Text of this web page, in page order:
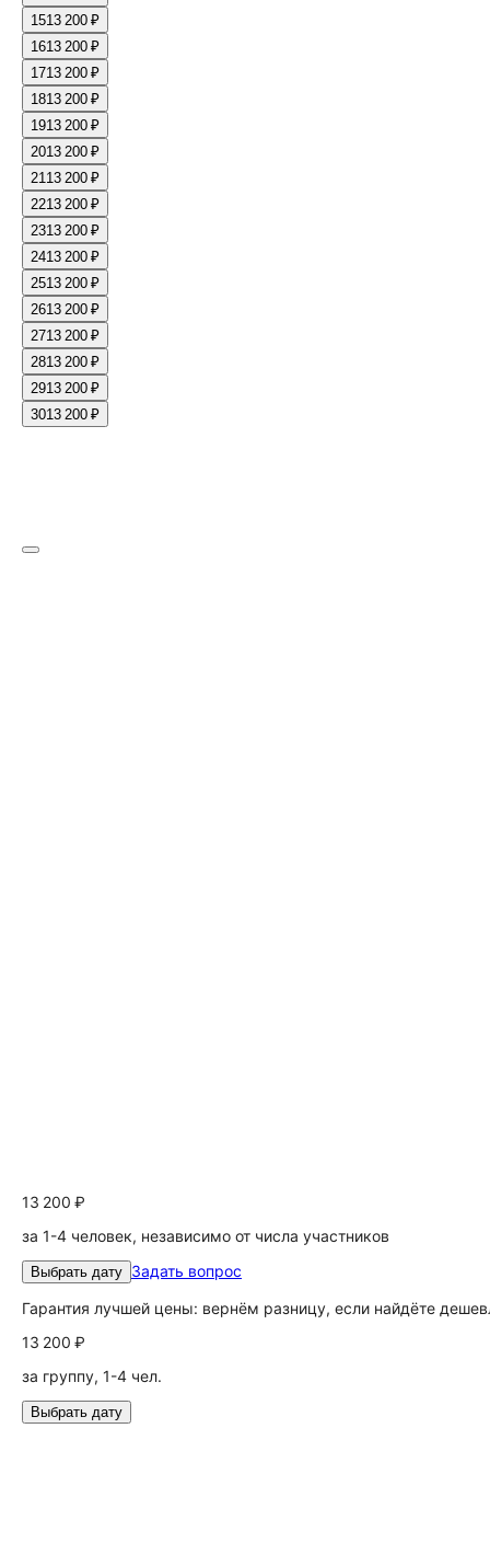
1513 200 ₽
1613 200 ₽
1713 200 ₽
1813 200 ₽
1913 200 ₽
2013 200 ₽
2113 200 ₽
2213 200 ₽
2313 200 ₽
2413 200 ₽
2513 200 ₽
2613 200 ₽
2713 200 ₽
2813 200 ₽
2913 200 ₽
3013 200 ₽
13 200 ₽
за 1-4 человек, независимо от числа участников
Выбрать дату Задать вопрос
Гарантия лучшей цены: вернём разницу, если найдёте
13 200 ₽
за группу, 1-4 чел.
Выбрать дату